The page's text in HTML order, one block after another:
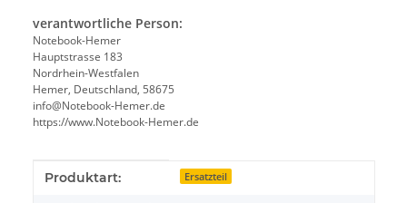
verantwortliche Person:
Notebook-Hemer
Hauptstrasse 183
Nordrhein-Westfalen
Hemer, Deutschland, 58675
info@Notebook-Hemer.de
https://www.Notebook-Hemer.de
Produkteigenschaft
Wert
Produktart: Ersatzteil